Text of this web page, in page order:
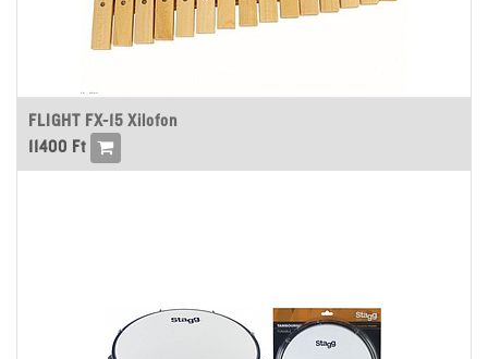
FLIGHT FX-15 Xilofon
11400 Ft